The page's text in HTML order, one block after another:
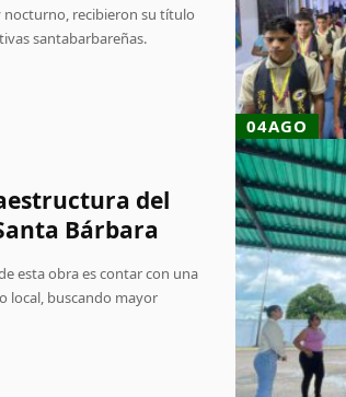
04AGO
recibieron su título
santabarbareñas.
del
Bárbara
esta obra es contar con una
local, buscando mayor